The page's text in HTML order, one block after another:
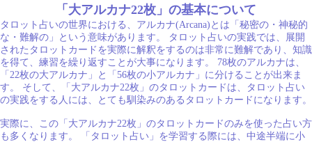
「大アルカナ22枚」の基本について
タロット占いの世界における、アルカナ(Arcana)とは「秘密の・神秘的
な・難解の」という意味があります。 タロット占いの実践では、展開
されたタロットカードを実際に解釈をするのは非常に難解であり、知識
を得て、練習を繰り返すことが大事になります。 78枚のアルカナは、
「22枚の大アルカナ」と「56枚の小アルカナ」に分けることが出来ま
す。 そして、「大アルカナ22枚」のタロットカードは、タロット占い
の実践をする人には、とても馴染みのあるタロットカードになります。
実際に、この「大アルカナ22枚」のタロットカードのみを使った占い方
も多くなります。 「タロット占い」を学習する際には、中途半端に小